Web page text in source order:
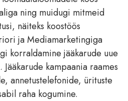
ning muidugi mitmeid
näiteks koostöös
ja Mediamarketingiga
korraldamine jääkarude uue
kampaania raames
annetustelefonide, ürituste
raha kogumine.